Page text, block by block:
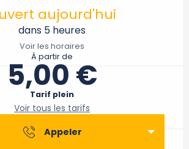
aujourd'hui
dans 5 heures
Voir les horaires
À partir de
5,00 €
Tarif plein
Voir tous les tarifs
Appeler